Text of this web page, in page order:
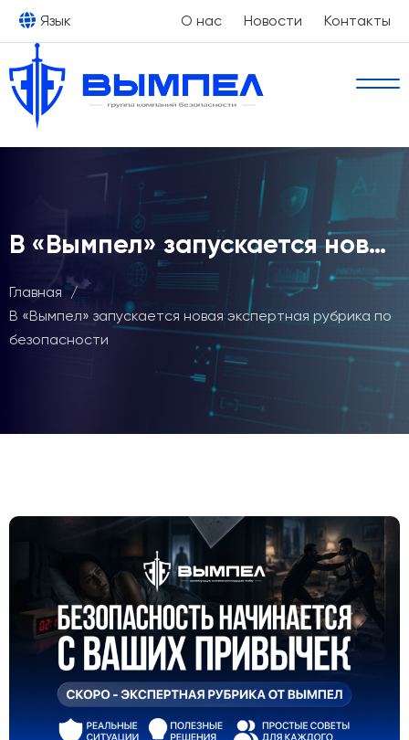
Язык О нас Новости Контакты
В «Вымпел» запускается новая экспертная рубрика по безопасности
Главная /
В «Вымпел» запускается новая экспертная рубрика по
безопасности